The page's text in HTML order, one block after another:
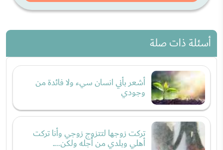
أسئلة ذات صلة
أشعر بأني انسان سيء ولا فائدة من
وجودي
تركت زوجها لتتزوج زوجي وأنا تركت
أهلي وبلدي من أجله ولكن....